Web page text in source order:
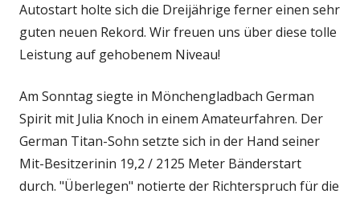
Autostart holte sich die Dreijährige ferner einen sehr
guten neuen Rekord. Wir freuen uns über diese tolle
Leistung auf gehobenem Niveau!
Am Sonntag siegte in Mönchengladbach German
Spirit mit Julia Knoch in einem Amateurfahren. Der
German Titan-Sohn setzte sich in der Hand seiner
Mit-Besitzerinin 19,2 / 2125 Meter Bänderstart
durch. "Überlegen" notierte der Richterspruch für die